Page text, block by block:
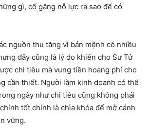
gì, cố gắng nỗ lực ra sao để có
nguồn thu tăng vì bản mệnh có nhiều
đây cũng là lý do khiến cho Sư Tử
chi tiêu mà vung tiền hoang phí cho
cần thiết. Người làm kinh doanh có thể
ngày như chi tiêu cũng không phải
tốt chính là chìa khóa để mở cánh
vững.